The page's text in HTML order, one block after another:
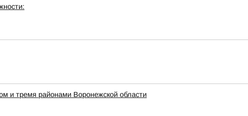
и тремя районами Воронежской области